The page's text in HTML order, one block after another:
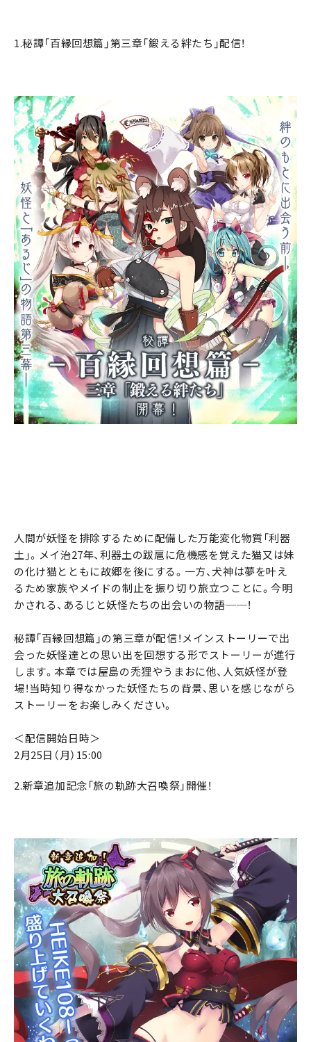
1.秘譚「百縁回想篇」第三章「鍛える絆たち」配信！
人間が妖怪を排除するために配備した万能変化物質「利器
土」。メイ治27年、利器土の跋扈に危機感を覚えた猫又は妹
の化け猫とともに故郷を後にする。一方、犬神は夢を叶え
るため家族やメイドの制止を振り切り旅立つことに。今明
かされる、あるじと妖怪たちの出会いの物語──！
秘譚「百縁回想篇」の第三章が配信！メインストーリーで出
会った妖怪達との思い出を回想する形でストーリーが進行
します。本章では屋島の禿狸やうまおに他、人気妖怪が登
場！当時知り得なかった妖怪たちの背景、思いを感じながら
ストーリーをお楽しみください。
＜配信開始日時＞
2月25日（月）15:00
2.新章追加記念「旅の軌跡大召喚祭」開催！